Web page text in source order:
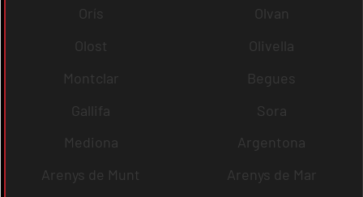
Orís
Olvan
Olost
Olivella
Montclar
Begues
Gallifa
Sora
Mediona
Argentona
Arenys de Munt
Arenys de Mar